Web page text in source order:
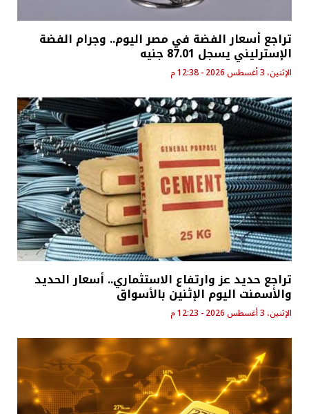
تراجع أسعار الفضة في مصر اليوم.. وجرام الفضة
الإسترليني يسجل 87.01 جنيه
الإثنين، 3 أغسطس 2026 - 12:38 م
تراجع حديد عز وارتفاع الاستثماري.. أسعار الحديد
والأسمنت اليوم الإثنين بالأسواق
الإثنين، 3 أغسطس 2026 - 12:23 م